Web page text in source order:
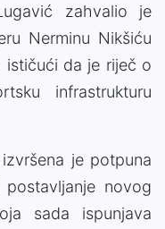
zahvalio je
Nerminu Nikšiću
ističući da je riječ o
infrastrukturu
je potpuna
novog
sada ispunjava